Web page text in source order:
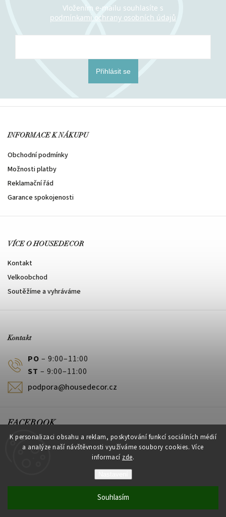
K personalizaci obsahu a reklam, poskytování funkcí sociálních médií
a analýze naší návštěvnosti využíváme soubory cookies. Více
informací zde.
Souhlasím
Vložením e-mailu souhlasíte s
podmínkami ochrany osobních údajů
Přihlásit se
INFORMACE K NÁKUPU
Obchodní podmínky
Možnosti platby
Reklamační řád
Garance spokojenosti
VÍCE O HOUSEDECOR
Kontakt
Velkoobchod
Soutěžíme a vyhráváme
Kontakt
PO – 9:00–11:00
ST – 9:00–11:00
podpora@housedecor.cz
FACEBOOK